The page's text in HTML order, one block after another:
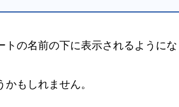
の名前の下に表示されるようにな
もしれません。